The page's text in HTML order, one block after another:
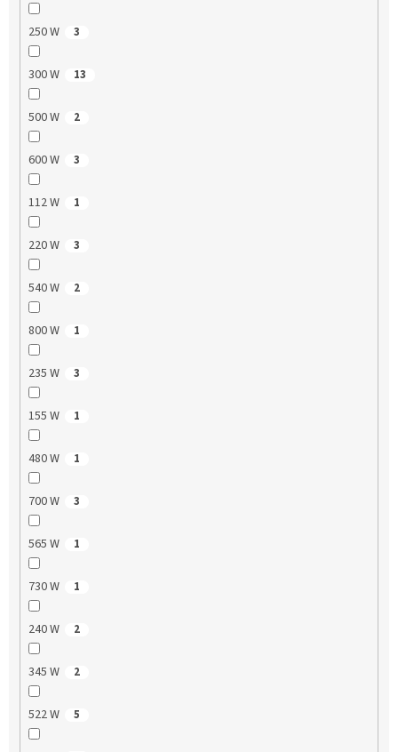
250 W 3
300 W 13
500 W 2
600 W 3
112 W 1
220 W 3
540 W 2
800 W 1
235 W 3
155 W 1
480 W 1
700 W 3
565 W 1
730 W 1
240 W 2
345 W 2
522 W 5